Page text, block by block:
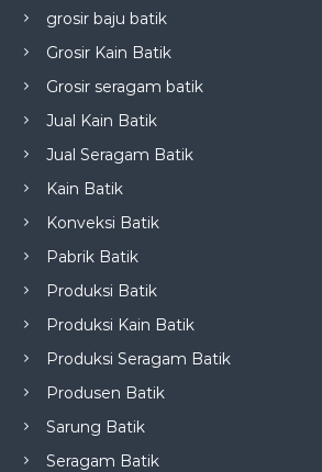
grosir baju batik
Grosir Kain Batik
Grosir seragam batik
Jual Kain Batik
Jual Seragam Batik
Kain Batik
Konveksi Batik
Pabrik Batik
Produksi Batik
Produksi Kain Batik
Produksi Seragam Batik
Produsen Batik
Sarung Batik
Seragam Batik